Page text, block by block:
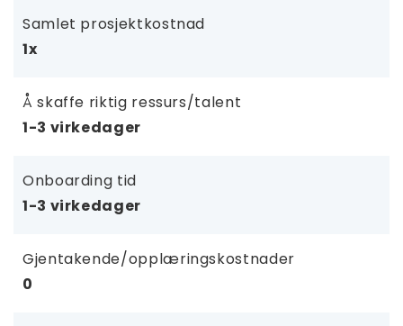
Samlet prosjektkostnad
1x
Å skaffe riktig ressurs/talent
1-3 virkedager
Onboarding tid
1-3 virkedager
Gjentakende/opplæringskostnader
0